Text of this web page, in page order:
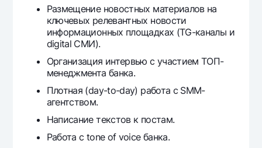
Офисы и банкоматы
Согласие на обработку персональных данных
Следите за нами в соцсетях
+998 78 148-00-101344
Размещение новостных материалов на
ключевых релевантных новости
информационных площадках (ТG-каналы и
digital СМИ).
Организация интервью с участием ТОП-
менеджмента банка.
Плотная (day-to-day) работа с SMM-
агентством.
Написание текстов к постам.
Работа с tone of voice банка.